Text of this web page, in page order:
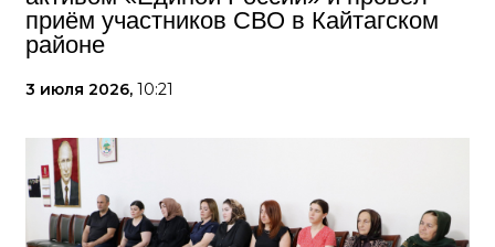
приём участников СВО в Кайтагском
районе
3 июля 2026, 10:21